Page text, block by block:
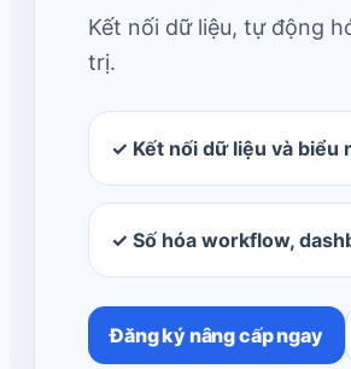
Kết nối dữ liệu, tự động
trị.
✓ Kết nối dữ liệu và biểu
✓ Số hóa workflow,
Đăng ký nâng cấp ngay